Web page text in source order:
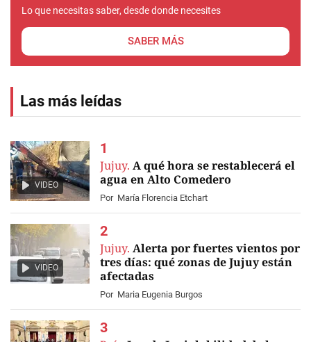
Lo que necesitas saber, desde donde necesites
SABER MÁS
Las más leídas
VIDEO
Jujuy. A qué hora se restablecerá el
agua en Alto Comedero
Por María Florencia Etchart
VIDEO
Jujuy. Alerta por fuertes vientos por
tres días: qué zonas de Jujuy están
afectadas
Por Maria Eugenia Burgos